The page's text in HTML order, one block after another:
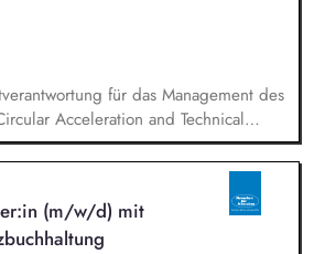
für das Management des
Acceleration and Technical
and Sustainable Enterprises
(m/w/d) mit